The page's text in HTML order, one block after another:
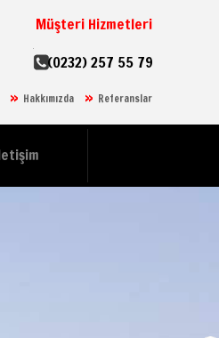
Müşteri Hizmetleri
(0232) 257 55 79
Hakkımızda Referanslar